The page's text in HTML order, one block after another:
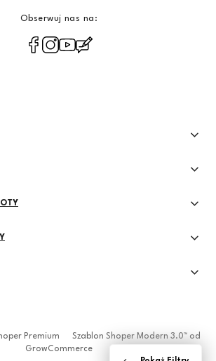
Obserwuj nas na:
Premium Szablon Shoper Modern 3.0™ od
GrowCommerce